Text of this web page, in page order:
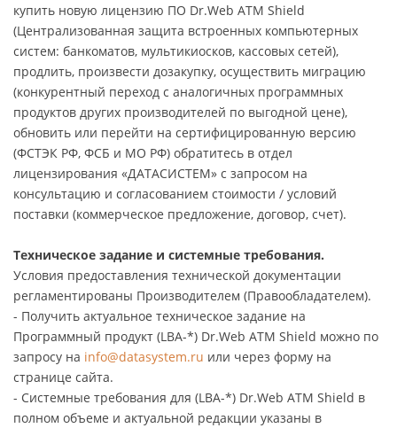
купить новую лицензию ПО Dr.Web ATM Shield
(Централизованная защита встроенных компьютерных
систем: банкоматов, мультикиосков, кассовых сетей),
продлить, произвести дозакупку, осуществить миграцию
(конкурентный переход с аналогичных программных
продуктов других производителей по выгодной цене),
обновить или перейти на сертифицированную версию
(ФСТЭК РФ, ФСБ и МО РФ) обратитесь в отдел
лицензирования «ДАТАСИСТЕМ» с запросом на
консультацию и согласованием стоимости / условий
поставки (коммерческое предложение, договор, счет).
Техническое задание и системные требования.
Условия предоставления технической документации
регламентированы Производителем (Правообладателем).
- Получить актуальное техническое задание на
Программный продукт (LBA-*) Dr.Web ATM Shield можно по
запросу на info@datasystem.ru или через форму на
странице сайта.
- Системные требования для (LBA-*) Dr.Web ATM Shield в
полном объеме и актуальной редакции указаны в